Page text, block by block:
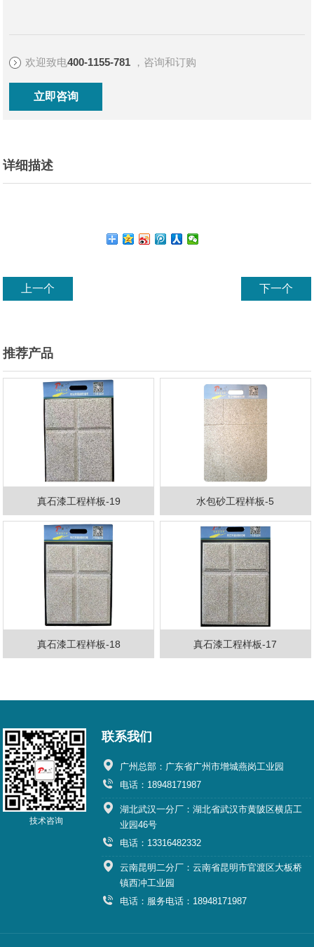
欢迎致电400-1155-781 ，咨询和订购
立即咨询
详细描述
上一个 下一个
推荐产品
真石漆工程样板-19 水包砂工程样板-5
真石漆工程样板-18 真石漆工程样板-17
技术咨询
联系我们
广州总部：广东省广州市增城燕岗工业园
电话：18948171987
湖北武汉一分厂：湖北省武汉市黄陂区横店工
业园46号
电话：13316482332
云南昆明二分厂：云南省昆明市官渡区大板桥
镇西冲工业园
电话：服务电话：18948171987